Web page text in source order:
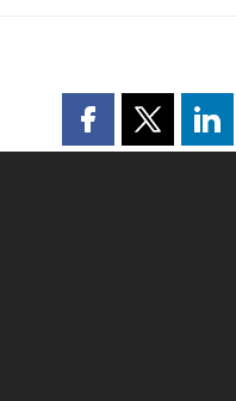
Partager cette
Partager